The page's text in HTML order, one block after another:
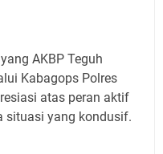
AKBP Teguh
Kabagops Polres
atas peran aktif
situasi yang kondusif.